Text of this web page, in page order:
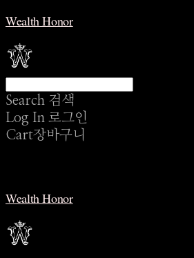
Wealth Honor
Search 검색
Log In 로그인
Cart장바구니
Wealth Honor